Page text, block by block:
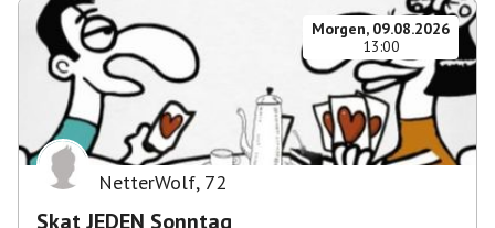
Morgen, 09.08.2026
13:00
NetterWolf, 72
Skat JEDEN Sonntag